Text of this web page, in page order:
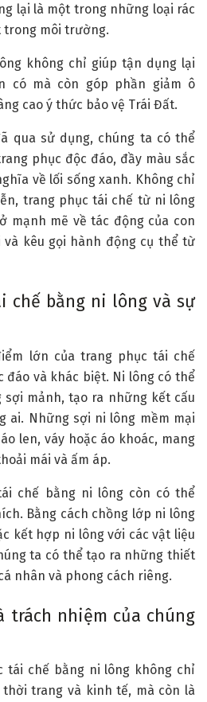
lại là một trong những loại rác
môi trường.
không chỉ giúp tận dụng lại
có mà còn góp phần giảm ô
cao ý thức bảo vệ Trái Đất.
qua sử dụng, chúng ta có thể
phục độc đáo, đầy màu sắc
về lối sống xanh. Không chỉ
trang phục tái chế từ ni lông
mạnh mẽ về tác động của con
kêu gọi hành động cụ thể từ
chế bằng ni lông và sự
lớn của trang phục tái chế
đáo và khác biệt. Ni lông có thể
mảnh, tạo ra những kết cấu
ai. Những sợi ni lông mềm mại
len, váy hoặc áo khoác, mang
mái và ấm áp.
chế bằng ni lông còn có thể
Bằng cách chồng lớp ni lông
kết hợp ni lông với các vật liệu
ta có thể tạo ra những thiết
nhân và phong cách riêng.
trách nhiệm của chúng
tái chế bằng ni lông không chỉ
trang và kinh tế, mà còn là